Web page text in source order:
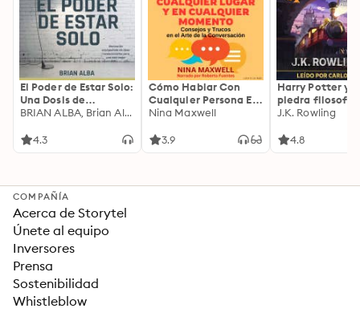
El Poder de Estar Solo:
Una Dosis de
Motivación
Ideas Revolucionarias
BRIAN ALBA, Brian Alba
4.3
Cómo Hablar Con
Cualquier Persona En
Cualquier Lugar Y En
Nina Maxwell
3.9
Harry Potter y
piedra filosofal
J.K. Rowling
4.8
COMPAÑÍA
Acerca de Storytel
Únete al equipo
Inversores
Prensa
Sostenibilidad
Whistleblow